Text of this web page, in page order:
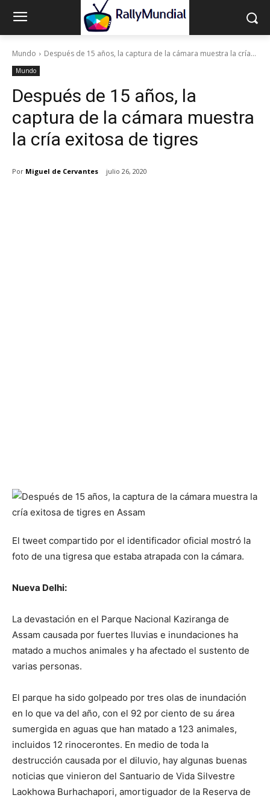
Mundo Después de 15 años, la captura de la cámara muestra la cría...
Mundo
Después de 15 años, la
captura de la cámara muestra
la cría exitosa de tigres
Por Miguel de Cervantes julio 26, 2020
El tweet compartido por el identificador oficial mostró la
foto de una tigresa que estaba atrapada con la cámara.
Nueva Delhi:
La devastación en el Parque Nacional Kaziranga de
Assam causada por fuertes lluvias e inundaciones ha
matado a muchos animales y ha afectado el sustento de
varias personas.
El parque ha sido golpeado por tres olas de inundación
en lo que va del año, con el 92 por ciento de su área
sumergida en aguas que han matado a 123 animales,
incluidos 12 rinocerontes. En medio de toda la
destrucción causada por el diluvio, hay algunas buenas
noticias que vinieron del Santuario de Vida Silvestre
Laokhowa Burhachapori, amortiguador de la Reserva de